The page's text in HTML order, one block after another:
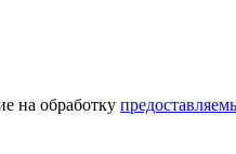
на обработку